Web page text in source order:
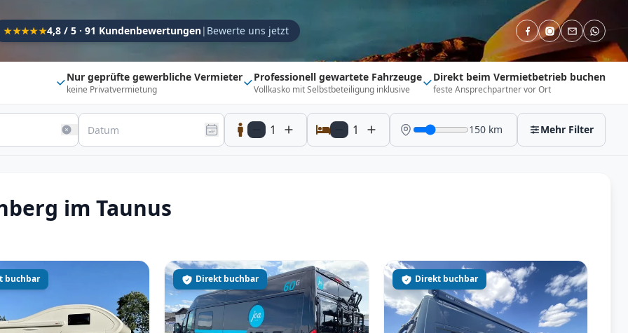
★★★★★4,8 / 5 · 91 Kundenbewertungen| Bewerte uns jetzt
Nur geprüfte gewerbliche Vermieter
keine Privatvermietung
Professionell gewartete Fahrzeuge
Vollkasko mit Selbstbeteiligung inklusive
Direkt beim Vermietbetrieb buchen
feste Ansprechpartner vor Ort
1 1 150 km Mehr Filter
Sitzplätze 1
Schlafplätze 1
Flexibel (±3 Tage)
Teil-Integriert Wohnwagen
Zurücksetzen Ergebnisse anzeigen
im Taunus
buchbar Direkt buchbar Direkt buchbar